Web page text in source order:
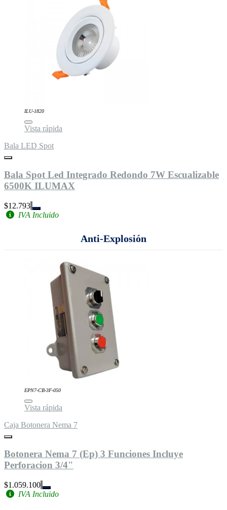
ILU-1820
Vista rápida
Bala LED Spot
Bala Spot Led Integrado Redondo 7W Escualizable
6500K ILUMAX
$12.793
IVA Incluido
Anti-Explosión
EPN7-CB-3F-050
Vista rápida
Caja Botonera Nema 7
Botonera Nema 7 (Ep) 3 Funciones Incluye
Perforacion 3/4"
$1.059.100
IVA Incluido